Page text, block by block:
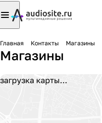
Главная Контакты Магазины
Магазины
загрузка карты...